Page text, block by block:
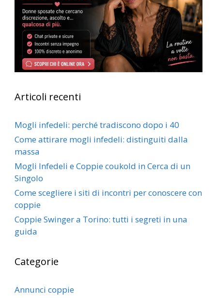
Articoli recenti
Mogli infedeli: perché tradiscono dopo i 40
Come attirare mogli infedeli: distinguiti dalla
massa
Mogli Infedeli e Coppie coukold in Cerca di un
Singolo
Come scegliere i siti di incontri per conoscere con
coppie
Coppie Swinger a Torino: tutti i segreti in una
guida
Categorie
Annunci coppie